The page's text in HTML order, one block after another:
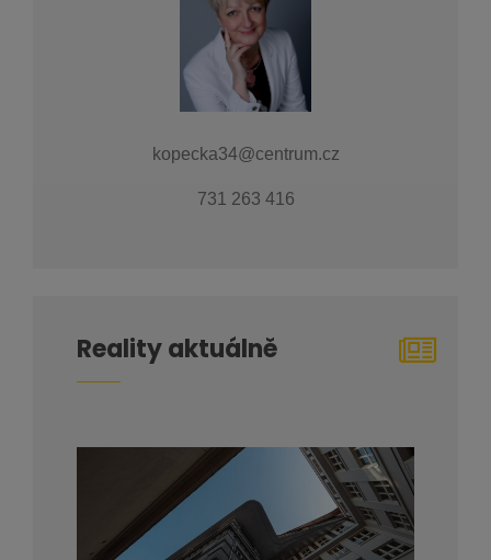
kopecka34@centrum.cz
731 263 416
Reality aktuálně